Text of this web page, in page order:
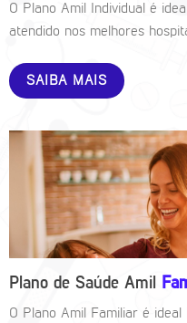
O Plano Amil Individual é
atendido nos melhores
SAIBA MAIS
Plano de Saúde Amil
O Plano Amil Familiar é